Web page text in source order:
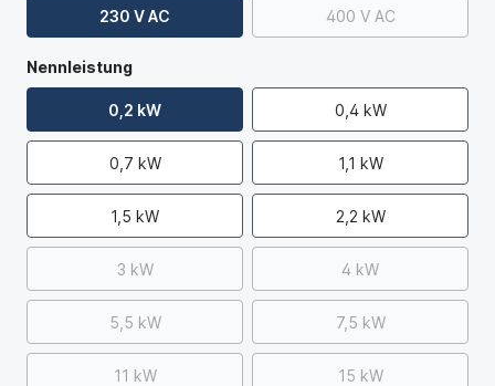
230 V AC 400 V AC
Nennleistung
0,2 kW 0,4 kW
0,7 kW 1,1 kW
1,5 kW 2,2 kW
3 kW 4 kW
5,5 kW 7,5 kW
11 kW 15 kW